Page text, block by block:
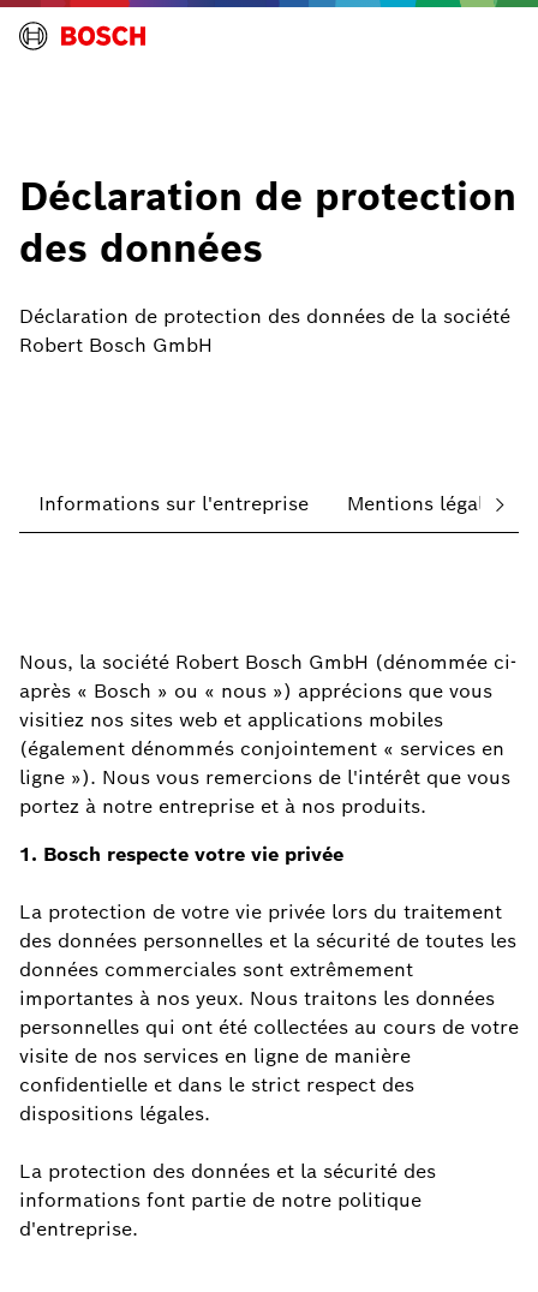
Déclaration de protection
des données
Déclaration de protection des données de la société
Robert Bosch GmbH
Informations sur l'entreprise Mentions légales
Nous, la société Robert Bosch GmbH (dénommée ci-
après « Bosch » ou « nous ») apprécions que vous
visitiez nos sites web et applications mobiles
(également dénommés conjointement « services en
ligne »). Nous vous remercions de l'intérêt que vous
portez à notre entreprise et à nos produits.
1. Bosch respecte votre vie privée
La protection de votre vie privée lors du traitement
des données personnelles et la sécurité de toutes les
données commerciales sont extrêmement
importantes à nos yeux. Nous traitons les données
personnelles qui ont été collectées au cours de votre
visite de nos services en ligne de manière
confidentielle et dans le strict respect des
dispositions légales.
La protection des données et la sécurité des
informations font partie de notre politique
d'entreprise.